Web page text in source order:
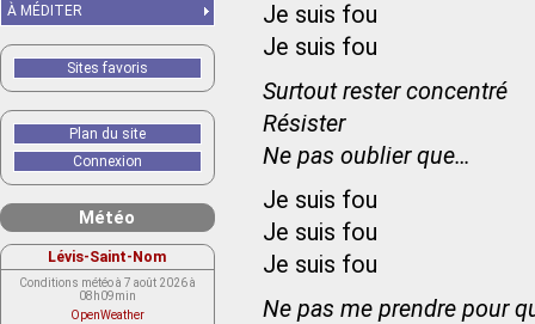
Je suis fou
Je suis fou
Surtout rester concentré
Résister
Ne pas oublier que…
Je suis fou
Je suis fou
Je suis fou
Ne pas me prendre pour
À MÉDITER
Sites favoris
Plan du site
Connexion
Météo
Lévis-Saint-Nom
Conditions météo à 7 août 2026 à
08h09min
OpenWeather